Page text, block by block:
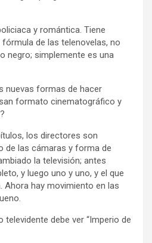
y romántica. Tiene
de las telenovelas, no
negro; simplemente es una
nuevas formas de hacer
formato cinematográfico y
los directores son
de las cámaras y forma de
la televisión; antes
y luego uno y uno, y el que
Ahora hay movimiento en las
televidente debe ver “Imperio de